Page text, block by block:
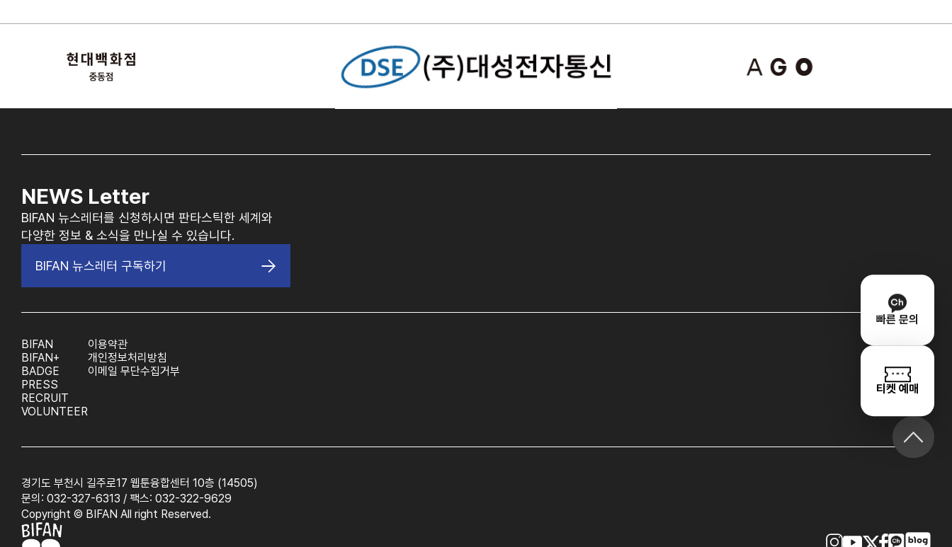
빠른 문의
티켓 예매
NEWS Letter
BIFAN 뉴스레터를 신청하시면 판타스틱한 세계와
다양한 정보 & 소식을 만나실 수 있습니다.
BIFAN 뉴스레터 구독하기
BIFAN
BIFAN+
BADGE
PRESS
RECRUIT
VOLUNTEER
이용약관
개인정보처리방침
이메일 무단수집거부
경기도 부천시 길주로17 웹툰융합센터 10층 (14505)
문의: 032-327-6313 / 팩스: 032-322-9629
Copyright © BIFAN All right Reserved.